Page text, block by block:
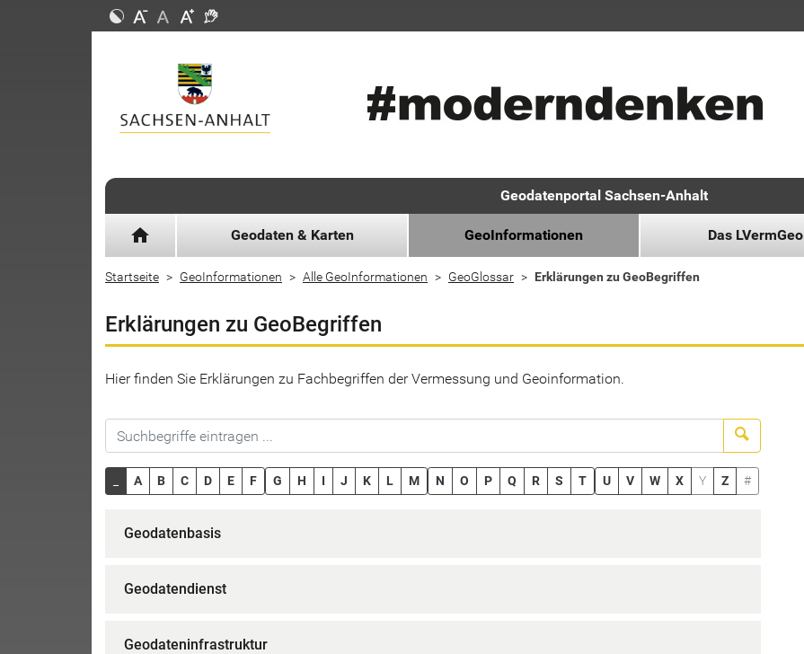
Geodatenportal Sachsen-Anhalt
home Geodaten & Karten GeoInformationen Das LVermGeo
Startseite GeoInformationen Alle GeoInformationen GeoGlossar Erklärungen zu GeoBegriffen
Erklärungen zu GeoBegriffen
Hier finden Sie Erklärungen zu Fachbegriffen der Vermessung und Geoinformation.
A B C D E F G H I J K L M N O P Q R S T U V W X Y Z #
Geodatenbasis
Geodatendienst
Geodateninfrastruktur